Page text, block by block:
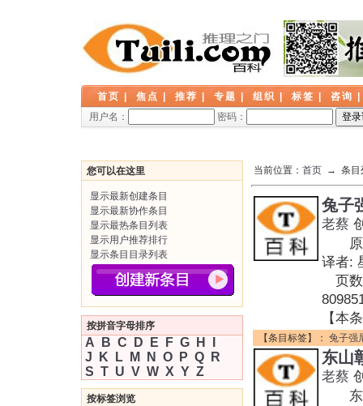
首页 焦点 推荐 专题 组织 标签 咨询
用户名：
密码：
您可以在这里
显示最新创建条目
显示最新协作条目
显示最热条目列表
显示用户推荐排行
显示条目目录列表
按拼音字母排序
A B C D E F G H
J
K L M N O P Q
R
S T U V W X Y Z
按标签浏览
当前位置： 首页 → 条目
兔子
老蔡
原
译者:
页
【本
【条目标签】： 兔子强
东山
老蔡
东